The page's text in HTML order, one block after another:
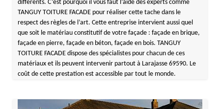
différents. C’est pourquoi il vous faut l’aide des experts comme
TANGUY TOITURE FACADE pour réaliser cette tache dans le
respect des règles de l’art. Cette entreprise intervient aussi quel
que soit le matériau constitutif de votre façade : façade en brique,
façade en pierre, façade en béton, façade en bois. TANGUY
TOITURE FACADE dispose des spécialistes pour chacun de ces
matériaux et ils peuvent intervenir partout à Larajasse 69590. Le
coût de cette prestation est accessible par tout le monde.